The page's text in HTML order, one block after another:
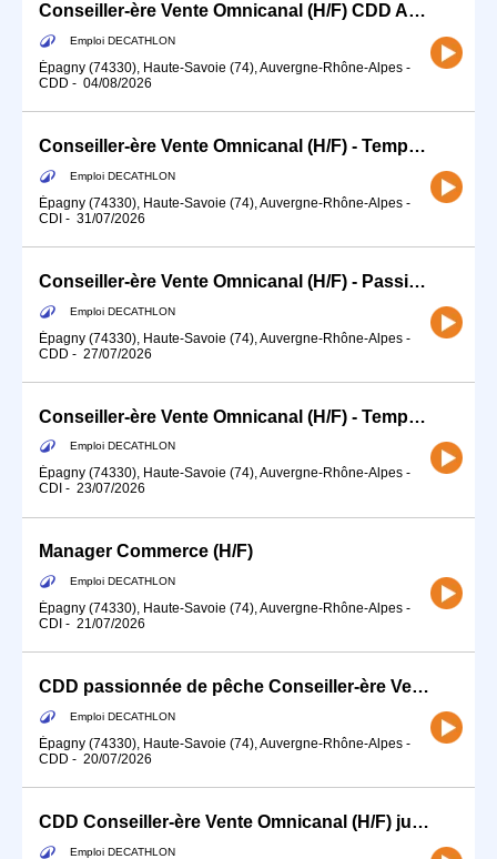
Conseiller-ère Vente Omnicanal (H/F) CDD AOUT/SEPTEMBRE
Emploi DECATHLON
Épagny (74330), Haute-Savoie (74), Auvergne-Rhône-Alpes -
CDD - 04/08/2026
Conseiller-ère Vente Omnicanal (H/F) - Temps partiel
Emploi DECATHLON
Épagny (74330), Haute-Savoie (74), Auvergne-Rhône-Alpes -
CDI - 31/07/2026
Conseiller-ère Vente Omnicanal (H/F) - Passionné.e de vélo
Emploi DECATHLON
Épagny (74330), Haute-Savoie (74), Auvergne-Rhône-Alpes -
CDD - 27/07/2026
Conseiller-ère Vente Omnicanal (H/F) - Temps partiel passionné.e de running
Emploi DECATHLON
Épagny (74330), Haute-Savoie (74), Auvergne-Rhône-Alpes -
CDI - 23/07/2026
Manager Commerce (H/F)
Emploi DECATHLON
Épagny (74330), Haute-Savoie (74), Auvergne-Rhône-Alpes -
CDI - 21/07/2026
CDD passionnée de pêche Conseiller-ère Vente Omnicanal (H/F)
Emploi DECATHLON
Épagny (74330), Haute-Savoie (74), Auvergne-Rhône-Alpes -
CDD - 20/07/2026
CDD Conseiller-ère Vente Omnicanal (H/F) juin / juillet / août
Emploi DECATHLON